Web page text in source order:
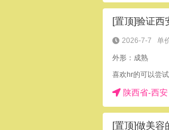
[置顶]验证西
2026-7-7 单
外形：成熟
喜欢hr的可以尝
陕西省-西安